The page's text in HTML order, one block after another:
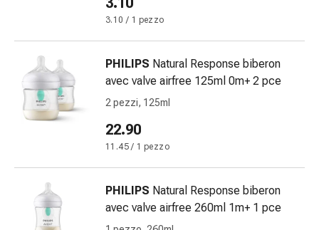
Terapia
cardiaca
Calze
compressione
circolatori
Cessazione
fumo
3.10 / 1 pezzo
PHILIPS Natural Response biberon
avec valve airfree 125ml 0m+ 2 pce
2 pezzi, 125ml
22.90
11.45 / 1 pezzo
PHILIPS Natural Response biberon
avec valve airfree 260ml 1m+ 1 pce